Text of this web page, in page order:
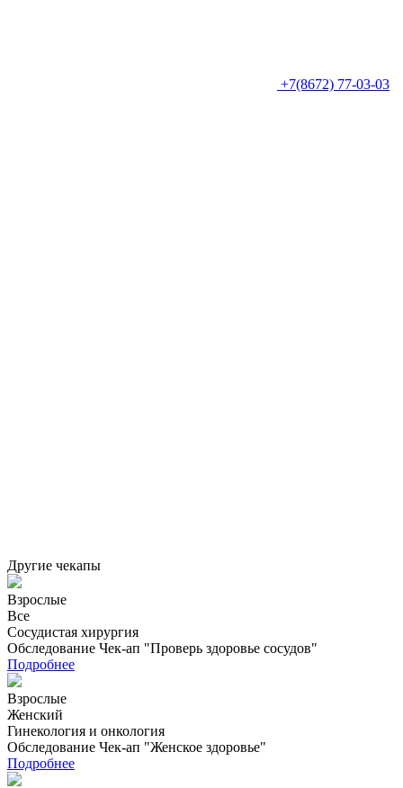
+7(8672) 77-03-03
Другие чекапы
Взрослые
Все
Сосудистая хирургия
Обследование Чек-ап "Проверь здоровье сосудов"
Подробнее
Взрослые
Женский
Гинекология и онкология
Обследование Чек-ап "Женское здоровье"
Подробнее